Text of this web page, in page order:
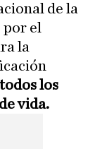
de la
el
la
todos los
vida.